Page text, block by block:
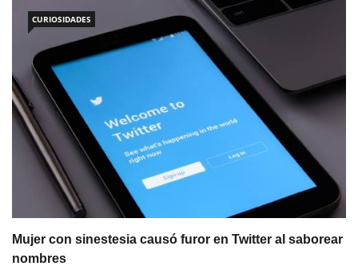
CURIOSIDADES
Mujer con sinestesia causó furor en Twitter al saborear
nombres